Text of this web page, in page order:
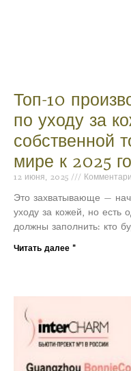
Топ-10
по уходу за
собственной
мире к 2025
12 июня, 2025
Это захватывающе —
уходу за кожей, но есть
должны заполнить: кто
Читать далее "